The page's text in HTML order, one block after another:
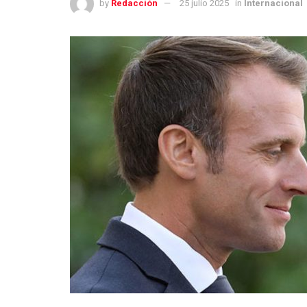
by Redacción 25 julio 2025 in Internacional